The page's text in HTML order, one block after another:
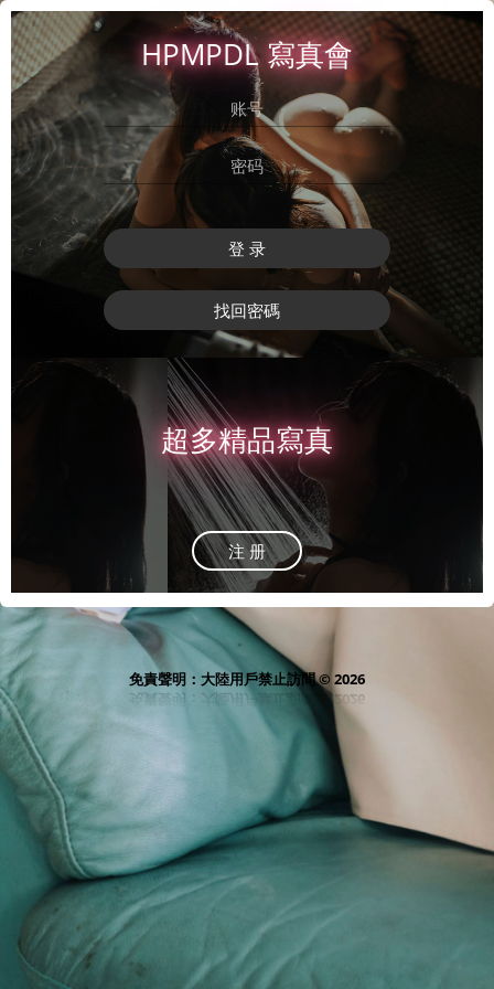
HPMPDL 寫真會
登 录
找回密碼
超多精品寫真
注 册
登 录
免責聲明：大陸用戶禁止訪問 © 2026